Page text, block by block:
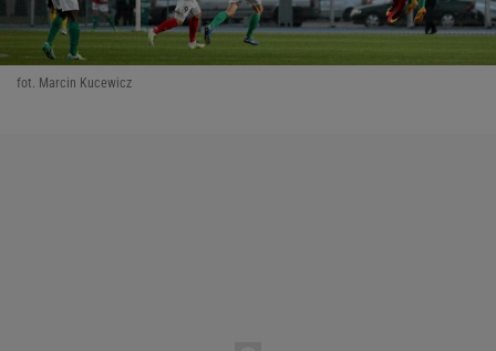
fot. Marcin Kucewicz